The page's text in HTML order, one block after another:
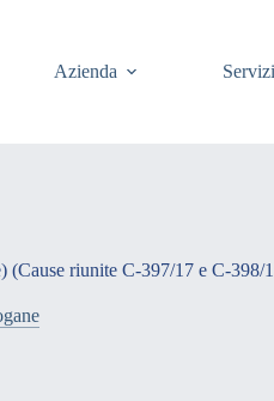
Azienda Servizi
(Cause riunite C-397/17 e C-